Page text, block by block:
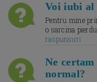
Voi iubi al
Pentru mine
o sarcina
raspunsuri
Ne certam
normal?